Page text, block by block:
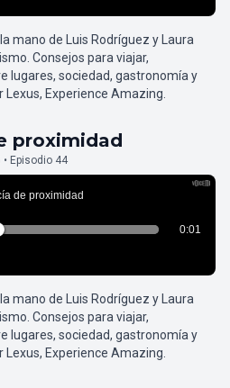
mano de Luis Rodríguez y Laura
Consejos para viajar,
lugares, sociedad, gastronomía y
Experience Amazing.
proximidad
Episodio 44
mano de Luis Rodríguez y Laura
Consejos para viajar,
lugares, sociedad, gastronomía y
Experience Amazing.